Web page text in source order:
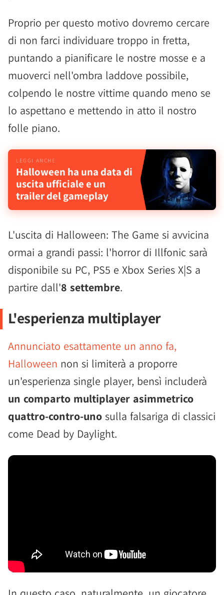
Proprio per questo motivo dovremo cercare
di non farci individuare troppo in fretta,
puntando a pianificare le nostre mosse e a
muoverci nell'ombra laddove possibile,
colpendo le nostre vittime quando meno se
lo aspettano e mettendo in atto il nostro
folle piano.
Halloween ha una data di
uscita ufficiale e un
trailer del gameplay
L'uscita di Halloween: The Game si avvicina
ormai a grandi passi: l'horror di Illfonic sarà
disponibile su PC, PS5 e Xbox Series X|S a
partire dall'8 settembre.
L'esperienza multiplayer
Annunciato esattamente un anno fa,
Halloween non si limiterà a proporre
un'esperienza single player, bensì includerà
un comparto multiplayer asimmetrico
quattro-contro-uno sulla falsariga di classici
come Dead by Daylight.